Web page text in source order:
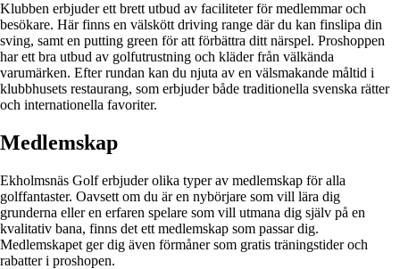
Klubben erbjuder ett brett utbud av faciliteter för medlemmar och
besökare. Här finns en välskött driving range där du kan finslipa din
sving, samt en putting green för att förbättra ditt närspel. Proshoppen
har ett bra utbud av golfutrustning och kläder från välkända
varumärken. Efter rundan kan du njuta av en välsmakande måltid i
klubbhusets restaurang, som erbjuder både traditionella svenska rätter
och internationella favoriter.
Medlemskap
Ekholmsnäs Golf erbjuder olika typer av medlemskap för alla
golffantaster. Oavsett om du är en nybörjare som vill lära dig
grunderna eller en erfaren spelare som vill utmana dig själv på en
kvalitativ bana, finns det ett medlemskap som passar dig.
Medlemskapet ger dig även förmåner som gratis träningstider och
rabatter i proshopen.